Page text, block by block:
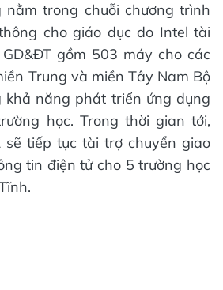
trong chuỗi chương trình
cho giáo dục do Intel tài
gồm 503 máy cho các
Trung và miền Tây Nam Bộ
khả năng phát triển ứng dụng
học. Trong thời gian tới,
sẽ tiếp tục tài trợ chuyển giao
tin điện tử cho 5 trường học